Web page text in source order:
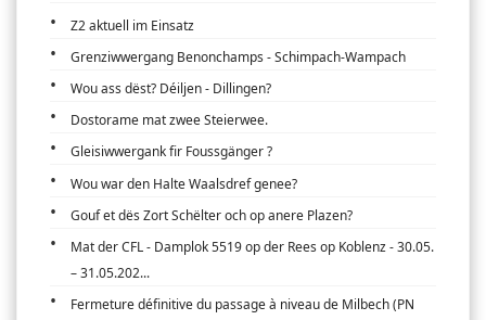
Z2 aktuell im Einsatz
Grenziwwergang Benonchamps - Schimpach-Wampach
Wou ass dëst? Déiljen - Dillingen?
Dostorame mat zwee Steierwee.
Gleisiwwergank fir Foussgänger ?
Wou war den Halte Waalsdref genee?
Gouf et dës Zort Schëlter och op anere Plazen?
Mat der CFL - Damplok 5519 op der Rees op Koblenz - 30.05.
– 31.05.202...
Fermeture définitive du passage à niveau de Milbech (PN